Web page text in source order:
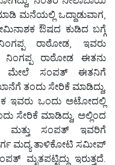
ಮನೆಯಲ್ಲಿ ಒದ್ದಾಡುವಾಗ,
ಔಷದ ಕುಡಿದ ಬಗ್ಗೆ
ರಾಠೋಡ, ಇವರು
ರಾಠೋಡ ಈತನು
ಮೇಲೆ ಸಂಪತ್ ಈತನಿಗೆ
ತಂದು ಸೇರಿಕೆ ಮಾಡಿದ್ದು,
ಇವರು ಒಂದು ಅಟೋದಲ್ಲಿ
ಸೇರಿಕೆ ಮಾಡಿದ್ದು, ಅಲ್ಲಿಂದ
ಮತ್ತು ಸಂಪತ್ ಇವರಿಗೆ
ಮದ್ಯ ತಾಳಿಕೋಟಿ ಸಮೀಪ್
ಮೃತಪಟ್ಟಿದ್ದು ಇರುತ್ತದೆ.